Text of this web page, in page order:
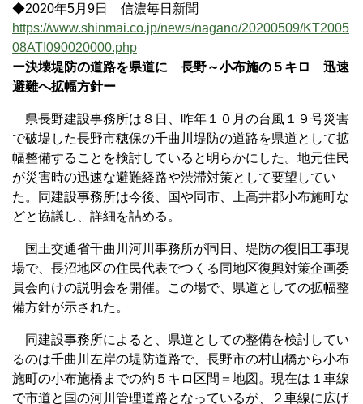
◆2020年5月9日 信濃毎日新聞
https://www.shinmai.co.jp/news/nagano/20200509/KT2005
08ATI090020000.php
ー決壊堤防の道路を県道に 長野～小布施の５キロ 迅速
避難へ拡幅方針ー
県長野建設事務所は８日、昨年１０月の台風１９号災害
で破堤した長野市穂保の千曲川堤防の道路を県道として拡
幅整備することを検討していると明らかにした。地元住民
が災害時の迅速な避難経路や渋滞対策として要望してい
た。同建設事務所は今後、国や同市、上高井郡小布施町な
どと協議し、詳細を詰める。
国土交通省千曲川河川事務所が同日、堤防の復旧工事現
場で、長沼地区の住民代表でつくる同地区復興対策企画委
員会向けの説明会を開催。この場で、県道としての拡幅整
備方針が示された。
同建設事務所によると、県道としての整備を検討してい
るのは千曲川左岸の堤防道路で、長野市の村山橋から小布
施町の小布施橋までの約５キロ区間＝地図。現在は１車線
で市道と国の河川管理道路となっているが、２車線に広げ